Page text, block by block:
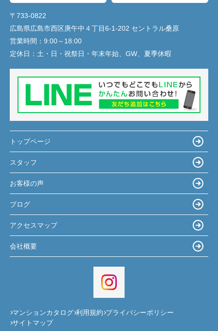
〒733-0822
広島県広島市西区庚午中４丁目6-1-202 セントラル桑原
営業時間： 9:00～18:00
定休日： 土・日・祝祭日・年末年始、GW、夏季休暇
トップページ
スタッフ
お客様の声
ブログ
アクセスマップ
会社概要
マンションカタログ 利用規約 プライバシーポリシー
サイトマップ